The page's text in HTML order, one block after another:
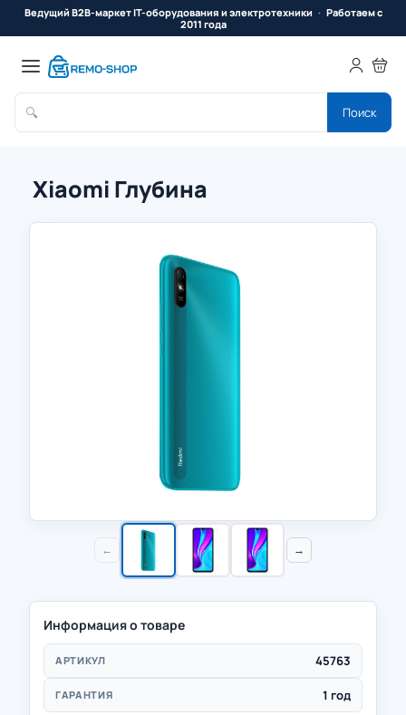
Ведущий B2B-маркет IT-оборудования и электротехники
Работаем с
2011 года
🔍 Поиск
Xiaomi Глубина
← →
Информация о товаре
АРТИКУЛ 45763
ГАРАНТИЯ 1 год